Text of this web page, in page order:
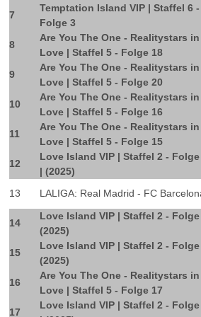
7
Temptation Island VIP | Staffel 6 -
Folge 3
8
Are You The One - Realitystars in
Love | Staffel 5 - Folge 18
9
Are You The One - Realitystars in
Love | Staffel 5 - Folge 20
10
Are You The One - Realitystars in
Love | Staffel 5 - Folge 16
11
Are You The One - Realitystars in
Love | Staffel 5 - Folge 15
12
Love Island VIP | Staffel 2 - Folge
| (2025)
13 LALIGA: Real Madrid - FC
14
Love Island VIP | Staffel 2 - Folge
(2025)
15
Love Island VIP | Staffel 2 - Folge
(2025)
16
Are You The One - Realitystars in
Love | Staffel 5 - Folge 17
17
Love Island VIP | Staffel 2 - Folge